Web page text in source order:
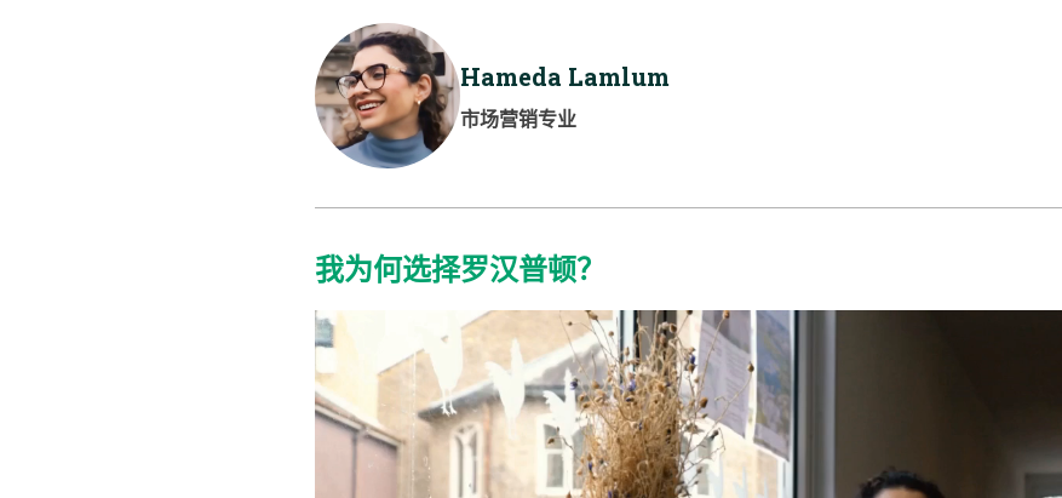
Hameda Lamlum
市场营销专业
我为何选择罗汉普顿？